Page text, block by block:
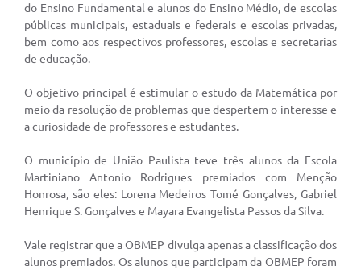
Audiências Públicas
Ouvidoria
Galeria de Vídeos
Secretarias
Projetos
Contas Públicas
Editais
do Ensino Fundamental e alunos do Ensino Médio, de escolas
públicas municipais, estaduais e federais e escolas privadas,
bem como aos respectivos professores, escolas e secretarias
de educação.
O objetivo principal é estimular o estudo da Matemática por
meio da resolução de problemas que despertem o interesse e
a curiosidade de professores e estudantes.
O município de União Paulista teve três alunos da Escola
Martiniano Antonio Rodrigues premiados com Menção
Honrosa, são eles: Lorena Medeiros Tomé Gonçalves, Gabriel
Henrique S. Gonçalves e Mayara Evangelista Passos da Silva.
Vale registrar que a OBMEP divulga apenas a classificação dos
alunos premiados. Os alunos que participam da OBMEP foram